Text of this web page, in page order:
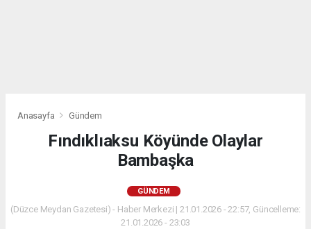
Anasayfa Gündem
Fındıklıaksu Köyünde Olaylar
Bambaşka
GÜNDEM
(Düzce Meydan Gazetesi) - Haber Merkezi | 21.01.2026 - 22:57, Güncelleme:
21.01.2026 - 23:03